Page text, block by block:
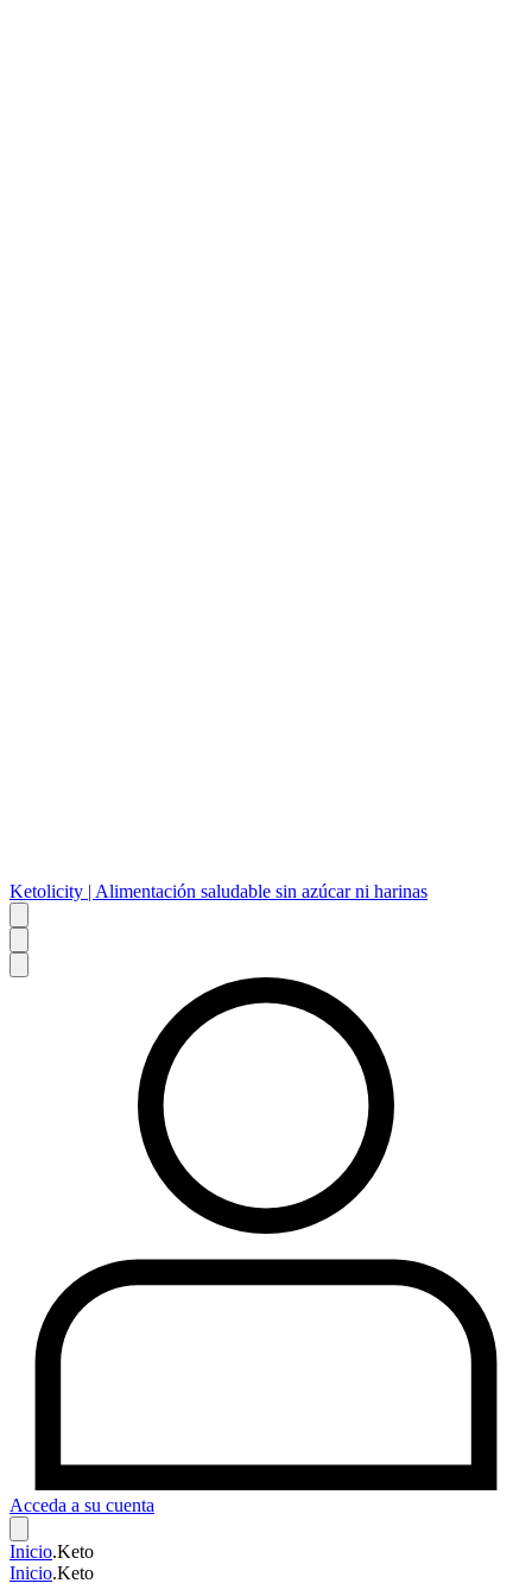
Ketolicity | Alimentación saludable sin azúcar ni harinas
Acceda a su cuenta
Inicio.Keto
Inicio.Keto